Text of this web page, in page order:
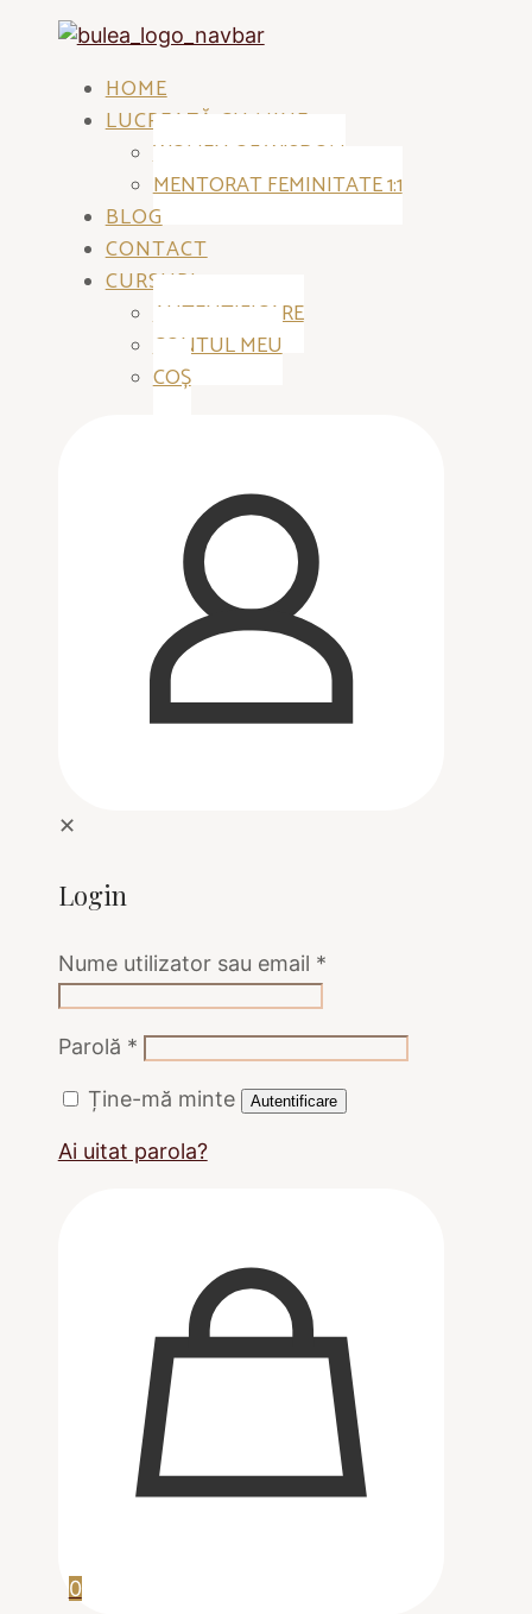
HOME
LUCREAZĂ CU MINE
WOMEN OF WISDOM
MENTORAT FEMINITATE 1:1
BLOG
CONTACT
CURSURI
AUTENTIFICARE
CONTUL MEU
COȘ
✕
Login
Nume utilizator sau email *
Parolă *
Ține-mă minte Autentificare
Ai uitat parola?
0